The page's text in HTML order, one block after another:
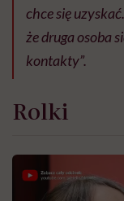
chce się
że druga osoba
kontakty”.
Rolki